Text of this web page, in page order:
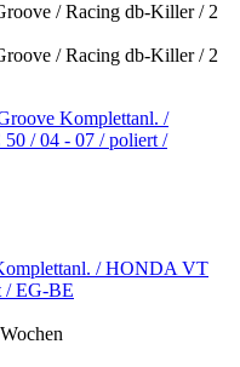
/ HONDA VT
/ EG-BE